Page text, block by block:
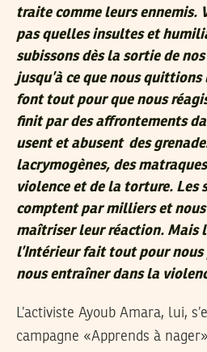
traite comme leurs ennemis.
pas quelles insultes et
subissons dès la sortie de
jusqu’à ce que nous
font tout pour que nous
finit par des affrontements
usent et abusent des
lacrymogènes, des
violence et de la torture. Les
comptent par milliers et nous
maîtriser leur réaction. Mais
l’Intérieur fait tout pour nous
nous entraîner dans la
L’activiste Ayoub Amara, lui,
campagne «Apprends à